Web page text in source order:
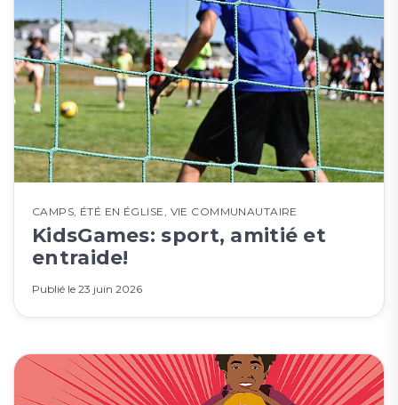
CAMPS, ÉTÉ EN ÉGLISE, VIE COMMUNAUTAIRE
KidsGames: sport, amitié et
entraide!
Publié le 23 juin 2026